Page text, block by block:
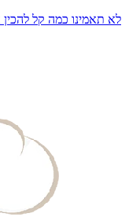
לא תאמינו כמה קל